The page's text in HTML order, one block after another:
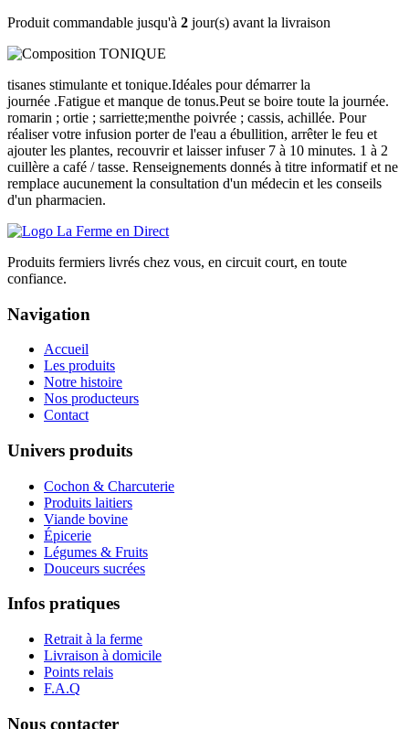
Produit commandable jusqu'à 2 jour(s) avant la livraison
tisanes stimulante et tonique.Idéales pour démarrer la
journée .Fatigue et manque de tonus.Peut se boire toute la journée.
romarin ; ortie ; sarriette;menthe poivrée ; cassis, achillée. Pour
réaliser votre infusion porter de l'eau a ébullition, arrêter le feu et
ajouter les plantes, recouvrir et laisser infuser 7 à 10 minutes. 1 à 2
cuillère a café / tasse. Renseignements donnés à titre informatif et ne
remplace aucunement la consultation d'un médecin et les conseils
d'un pharmacien.
Produits fermiers livrés chez vous, en circuit court, en toute
confiance.
Navigation
Accueil
Les produits
Notre histoire
Nos producteurs
Contact
Univers produits
Cochon & Charcuterie
Produits laitiers
Viande bovine
Épicerie
Légumes & Fruits
Douceurs sucrées
Infos pratiques
Retrait à la ferme
Livraison à domicile
Points relais
F.A.Q
Nous contacter